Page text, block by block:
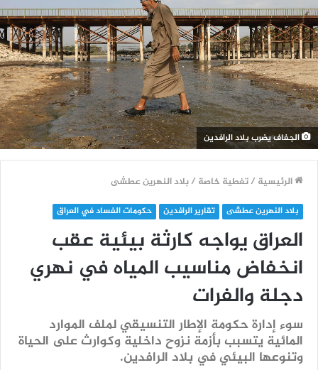
الجفاف يضرب بلاد الرافدين
الرئيسية /تغطية خاصة /بلاد النهرين عطشى
بلاد النهرين عطشى تقارير الرافدين حكومات الفساد في العراق
العراق يواجه كارثة بيئية عقب
انخفاض مناسيب المياه في نهري
دجلة والفرات
سوء إدارة حكومة الإطار التنسيقي لملف الموارد
المائية يتسبب بأزمة نزوح داخلية وكوارث على الحياة
وتنوعها البيئي في بلاد الرافدين.